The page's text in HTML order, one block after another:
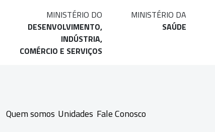
MINISTÉRIO DO
DESENVOLVIMENTO,
INDÚSTRIA,
COMÉRCIO E SERVIÇOS
MINISTÉRIO DA
SAÚDE
Quem somos Unidades Fale Conosco